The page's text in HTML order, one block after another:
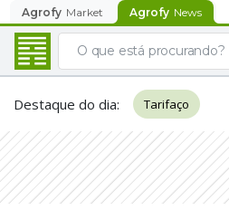
Agrofy Market Agrofy News
Destaque do dia: Tarifaço